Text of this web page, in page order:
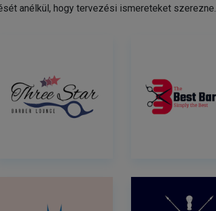
anélkül, hogy tervezési ismereteket szerezne.